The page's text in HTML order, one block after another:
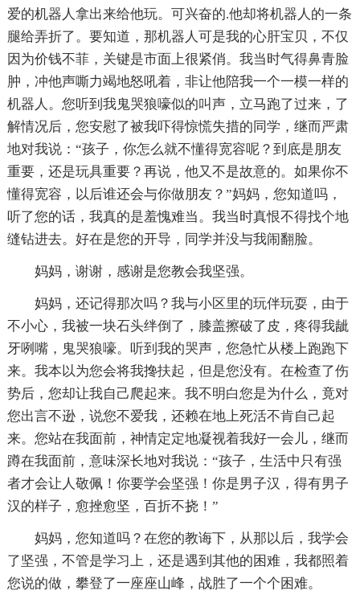
爱的机器人拿出来给他玩。可兴奋的.他却将机器人的一条
腿给弄折了。要知道，那机器人可是我的心肝宝贝，不仅
因为价钱不菲，关键是市面上很紧俏。我当时气得鼻青脸
肿，冲他声嘶力竭地怒吼着，非让他陪我一个一模一样的
机器人。您听到我鬼哭狼嚎似的叫声，立马跑了过来，了
解情况后，您安慰了被我吓得惊慌失措的同学，继而严肃
地对我说：“孩子，你怎么就不懂得宽容呢？到底是朋友
重要，还是玩具重要？再说，他又不是故意的。如果你不
懂得宽容，以后谁还会与你做朋友？”妈妈，您知道吗，
听了您的话，我真的是羞愧难当。我当时真恨不得找个地
缝钻进去。好在是您的开导，同学并没与我闹翻脸。
妈妈，谢谢，感谢是您教会我坚强。
妈妈，还记得那次吗？我与小区里的玩伴玩耍，由于
不小心，我被一块石头绊倒了，膝盖擦破了皮，疼得我龇
牙咧嘴，鬼哭狼嚎。听到我的哭声，您急忙从楼上跑跑下
来。我本以为您会将我搀扶起，但是您没有。在检查了伤
势后，您却让我自己爬起来。我不明白您是为什么，竟对
您出言不逊，说您不爱我，还赖在地上死活不肯自己起
来。您站在我面前，神情定定地凝视着我好一会儿，继而
蹲在我面前，意味深长地对我说：“孩子，生活中只有强
者才会让人敬佩！你要学会坚强！你是男子汉，得有男子
汉的样子，愈挫愈坚，百折不挠！”
妈妈，您知道吗？在您的教诲下，从那以后，我学会
了坚强，不管是学习上，还是遇到其他的困难，我都照着
您说的做，攀登了一座座山峰，战胜了一个个困难。